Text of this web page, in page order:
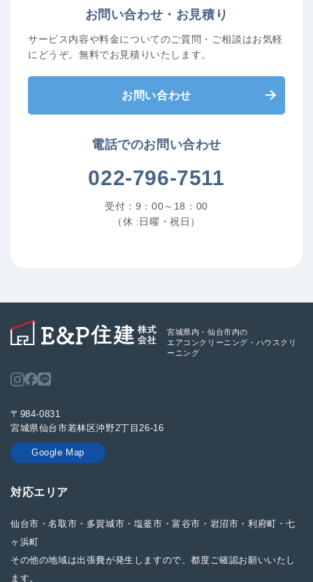
お問い合わせ・お見積り
サービス内容や料金についてのご質問・ご相談はお気軽
にどうぞ。無料でお見積りいたします。
お問い合わせ
電話でのお問い合わせ
022-796-7511
受付：9：00～18：00
（休 :日曜・祝日）
宮城県内・仙台市内の
エアコンクリーニング・ハウスクリ
ーニング
〒984-0831
宮城県仙台市若林区沖野2丁目26-16
Google Map
対応エリア
仙台市・名取市・多賀城市・塩釜市・富谷市・岩沼市・利府町・七
ヶ浜町
その他の地域は出張費が発生しますので、都度ご確認お願いいたし
ます。